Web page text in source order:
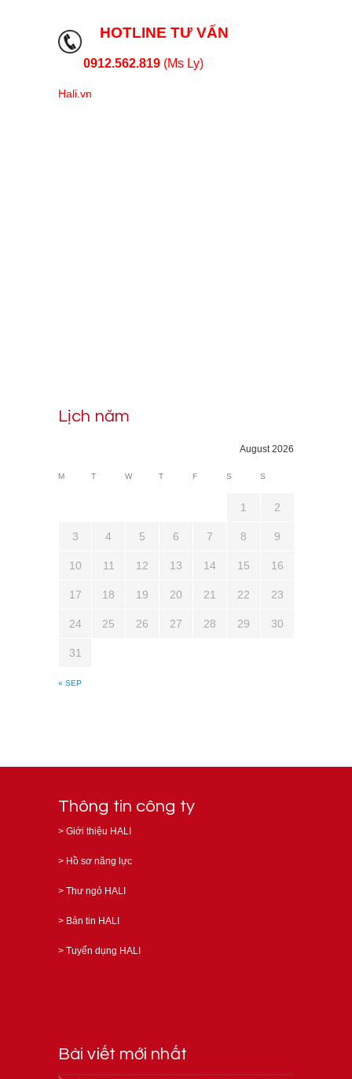
HOTLINE TƯ VẤN
0912.562.819 (Ms Ly)
Hali.vn
Lịch năm
August 2026
M T W T F S S
« SEP
1 2
3 4 5 6 7 8 9
10 11 12 13 14 15 16
17 18 19 20 21 22 23
24 25 26 27 28 29 30
31
Thông tin công ty
> Giới thiệu HALI
> Hồ sơ năng lực
> Thư ngỏ HALI
> Bản tin HALI
> Tuyển dụng HALI
Bài viết mới nhất